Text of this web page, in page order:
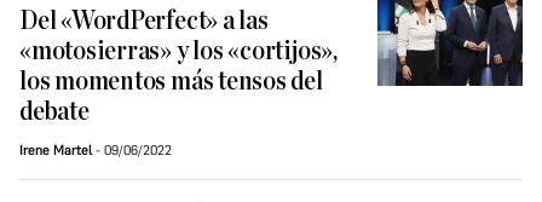
Del «WordPerfect» a las
«motosierras» y los «cortijos»,
los momentos más tensos del
debate
Irene Martel 09/06/2022